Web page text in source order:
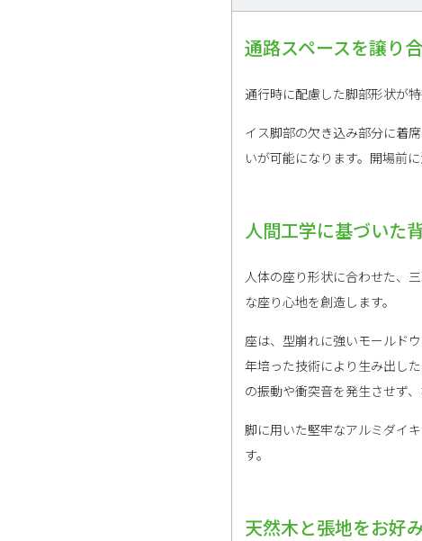
通路スペースを譲り
通行時に配慮した脚部形状が
イス脚部の欠き込み部分に着
いが可能になります。開場前
人間工学に基づいた
人体の座り形状に合わせた、
な座り心地を創造します。
座は、型崩れに強いモールド
年培った技術により生み出し
の振動や衝突音を発生させず
脚に用いた堅牢なアルミダイ
す。
天然木と張地をお好